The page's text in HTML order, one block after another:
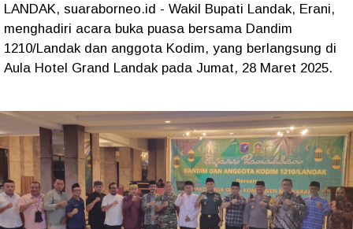
LANDAK, suaraborneo.id - Wakil Bupati Landak, Erani,
menghadiri acara buka puasa bersama Dandim
1210/Landak dan anggota Kodim, yang berlangsung di
Aula Hotel Grand Landak pada Jumat, 28 Maret 2025.